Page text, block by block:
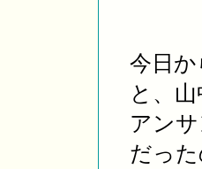
今日
と、
アン
だっ